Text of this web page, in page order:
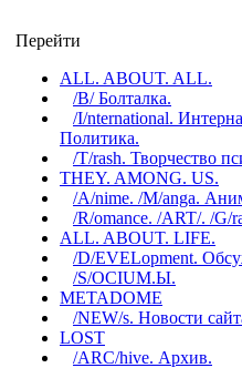
Перейти
ALL. ABOUT. ALL.
/B/ Болталка.
/I/nternational.
Политика.
/T/rash. Творчество
THEY. AMONG. US.
/A/nime. /M/anga.
/R/omance. /ART/. /G/
ALL. ABOUT. LIFE.
/D/EVELopment.
/S/OCIUM.Ы.
METADOME
/NEW/s. Новости
LOST
/ARC/hive. Архив.